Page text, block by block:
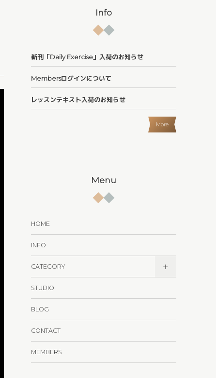
Info
新刊「Daily Exercise」入荷のお知らせ
Membersログインについて
レッスンテキスト入荷のお知らせ
More
Menu
HOME
INFO
CATEGORY
STUDIO
BLOG
CONTACT
MEMBERS